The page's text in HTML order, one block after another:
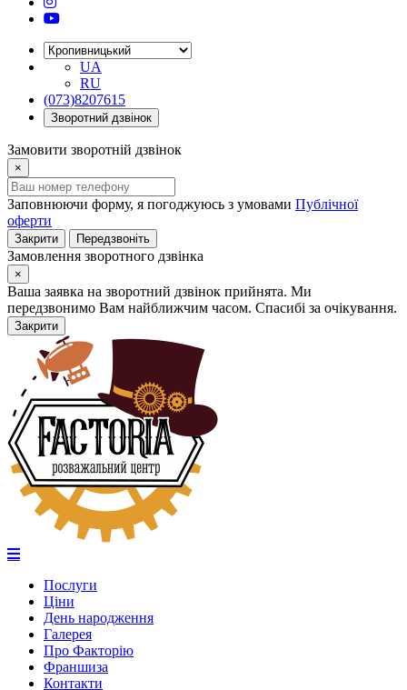
UA
RU
(073)8207615
Зворотний дзвінок
Замовити зворотній дзвінок
×
Заповнюючи форму, я погоджуюсь з умовами Публічної
оферти
Закрити Передзвоніть
Замовлення зворотного дзвінка
×
Ваша заявка на зворотний дзвінок прийнята. Ми
передзвонимо Вам найближчим часом. Спасибі за очікування.
Закрити
Послуги
Ціни
День народження
Галерея
Про Факторію
Франшиза
Контакти